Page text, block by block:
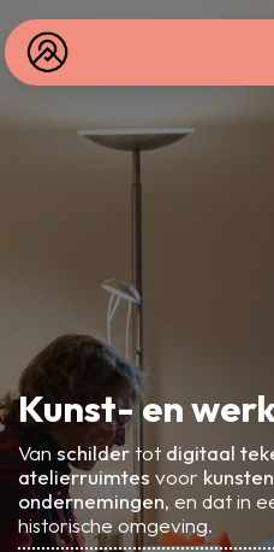
Kunst- en
Van schildertot digitaal
atelierruimtes voor
ondernemingen, en dat in
historische omgeving.